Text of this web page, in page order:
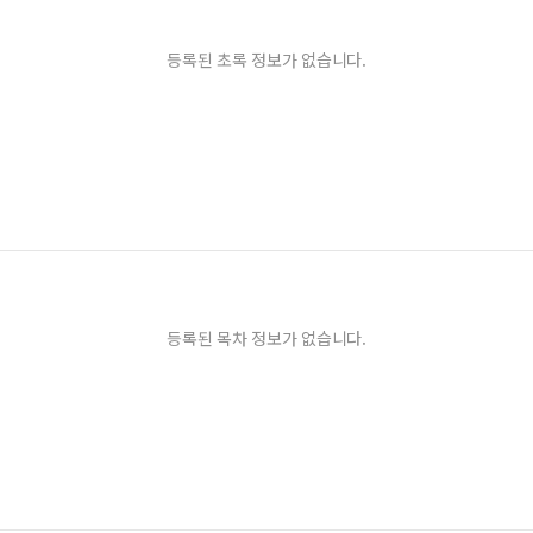
등록된 초록 정보가 없습니다.
등록된 목차 정보가 없습니다.